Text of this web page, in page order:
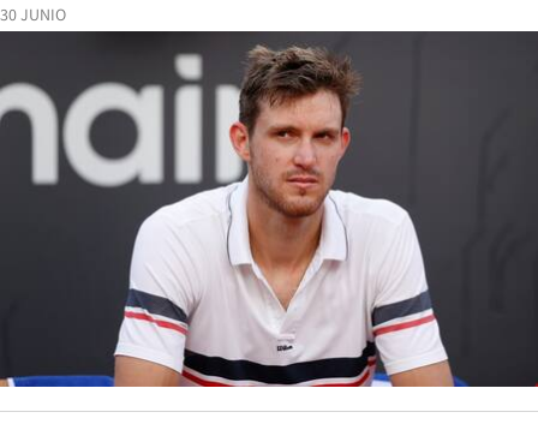
30 JUNIO